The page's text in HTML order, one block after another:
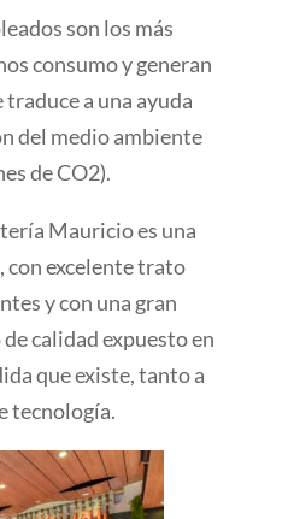
son los más
consumo y generan
traduce a una ayuda
del medio ambiente
de CO2).
Mauricio es una
con excelente trato
y con una gran
calidad expuesto en
que existe, tanto a
tecnología.